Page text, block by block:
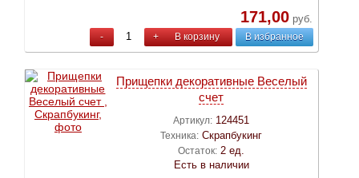
171,00руб.
- + В корзину В избранное
Прищепки декоративные Веселый
счет
Артикул: 124451
Техника: Скрапбукинг
Остаток: 2 ед.
Есть в наличии